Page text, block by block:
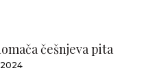
češnjeva pita
2024